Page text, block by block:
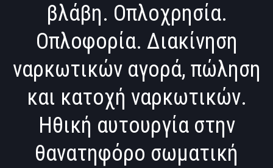
βλάβη. Οπλοχρησία.
Οπλοφορία. Διακίνηση
ναρκωτικών αγορά, πώληση
και κατοχή ναρκωτικών.
Ηθική αυτουργία στην
θανατηφόρο σωματική